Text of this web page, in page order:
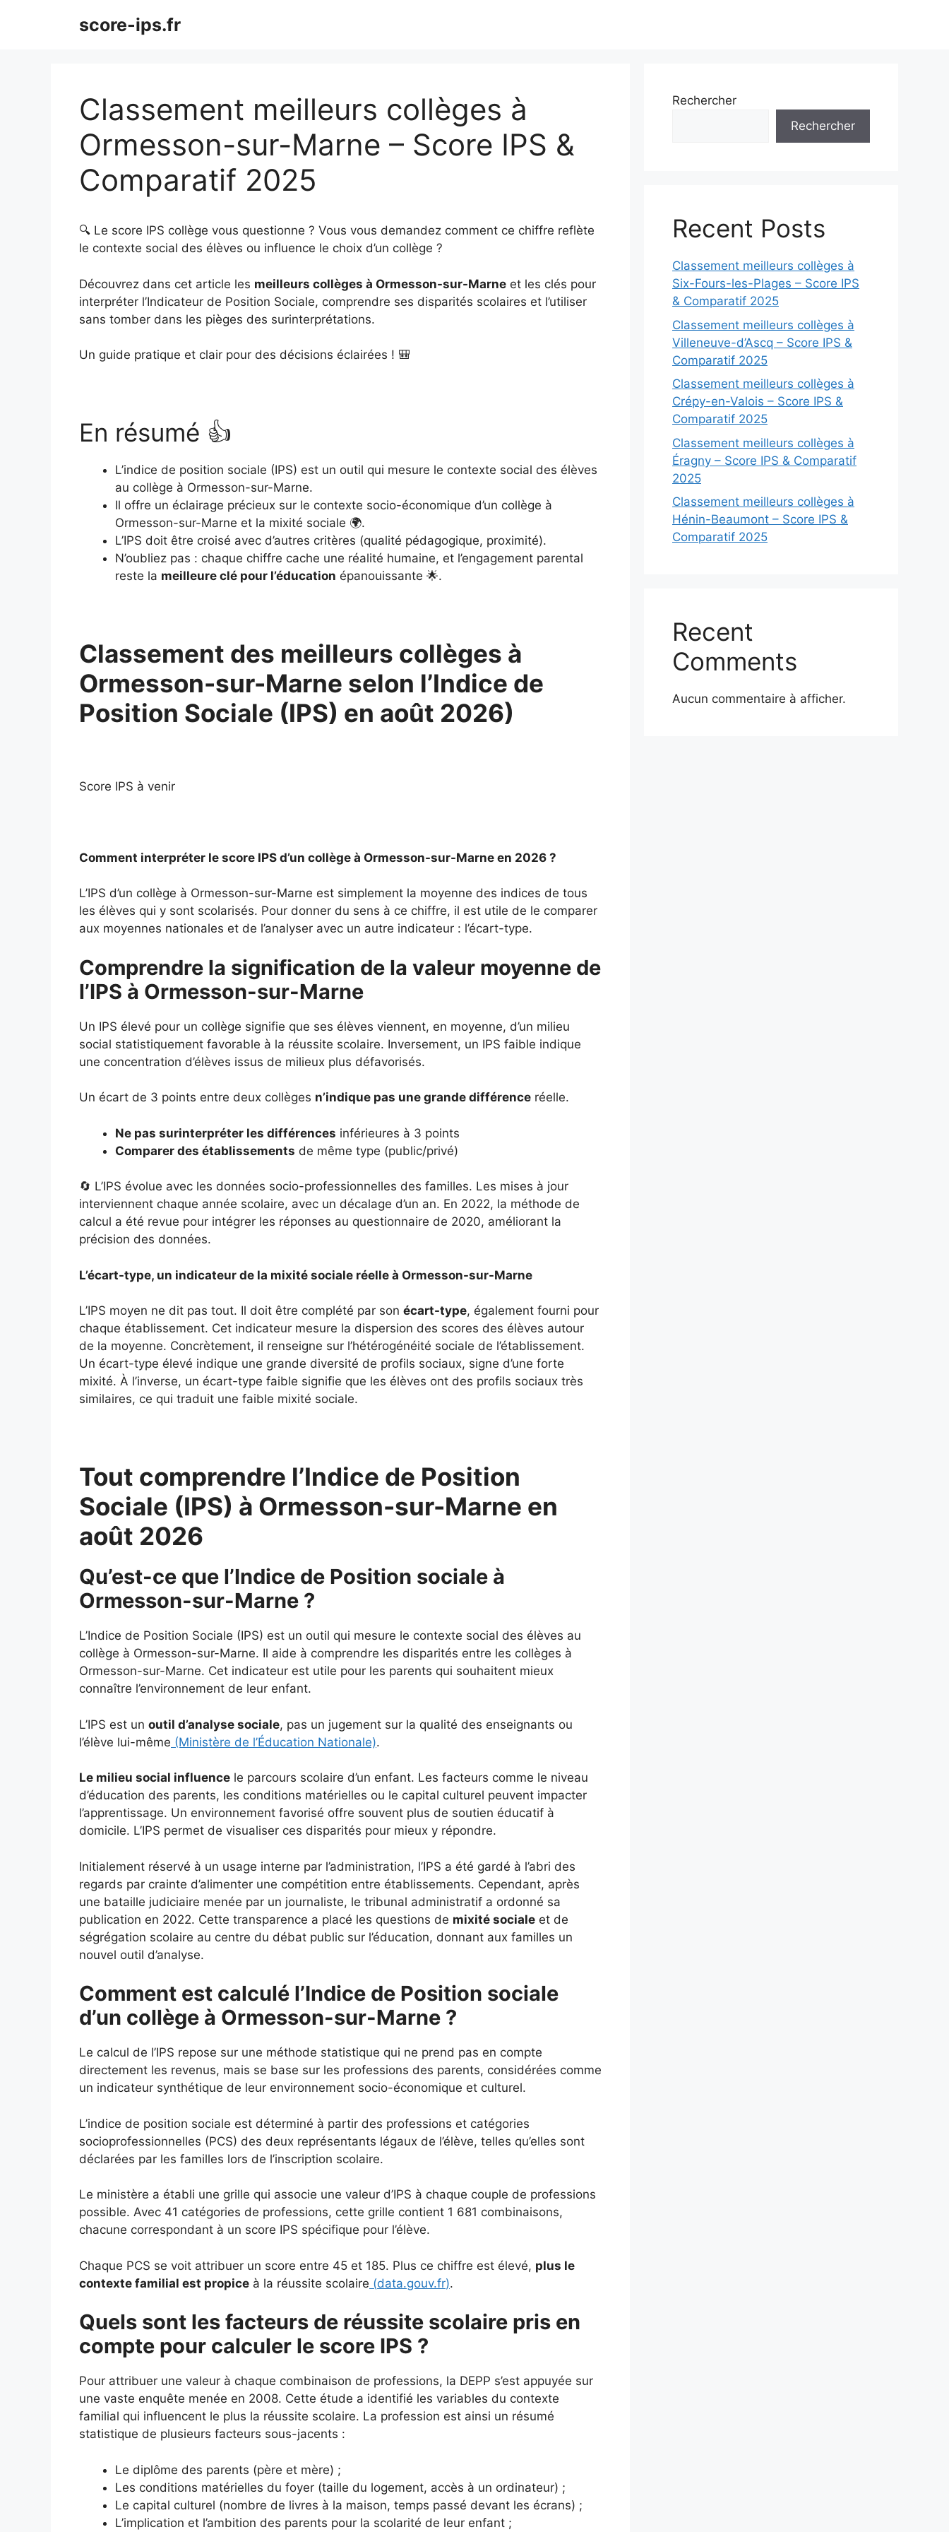
score-ips.fr
Classement meilleurs collèges à
Ormesson-sur-Marne – Score IPS &
Comparatif 2025
🔍 Le score IPS collège vous questionne ? Vous vous demandez comment ce chiffre reflète
le contexte social des élèves ou influence le choix d’un collège ?
Découvrez dans cet article les meilleurs collèges à Ormesson-sur-Marne et les clés pour
interpréter l’Indicateur de Position Sociale, comprendre ses disparités scolaires et l’utiliser
sans tomber dans les pièges des surinterprétations.
Un guide pratique et clair pour des décisions éclairées ! 🎒
En résumé 👍
L’indice de position sociale (IPS) est un outil qui mesure le contexte social des élèves
au collège à Ormesson-sur-Marne.
Il offre un éclairage précieux sur le contexte socio-économique d’un collège à
Ormesson-sur-Marne et la mixité sociale 🌍.
L’IPS doit être croisé avec d’autres critères (qualité pédagogique, proximité).
N’oubliez pas : chaque chiffre cache une réalité humaine, et l’engagement parental
reste la meilleure clé pour l’éducation épanouissante 🌟.
Classement des meilleurs collèges à
Ormesson-sur-Marne selon l’Indice de
Position Sociale (IPS) en août 2026)
Score IPS à venir
Comment interpréter le score IPS d’un collège à Ormesson-sur-Marne en 2026 ?
L’IPS d’un collège à Ormesson-sur-Marne est simplement la moyenne des indices de tous
les élèves qui y sont scolarisés. Pour donner du sens à ce chiffre, il est utile de le comparer
aux moyennes nationales et de l’analyser avec un autre indicateur : l’écart-type.
Comprendre la signification de la valeur moyenne de
l’IPS à Ormesson-sur-Marne
Un IPS élevé pour un collège signifie que ses élèves viennent, en moyenne, d’un milieu
social statistiquement favorable à la réussite scolaire. Inversement, un IPS faible indique
une concentration d’élèves issus de milieux plus défavorisés.
Un écart de 3 points entre deux collèges n’indique pas une grande différence réelle.
Ne pas surinterpréter les différences inférieures à 3 points
Comparer des établissements de même type (public/privé)
🔄 L’IPS évolue avec les données socio-professionnelles des familles. Les mises à jour
interviennent chaque année scolaire, avec un décalage d’un an. En 2022, la méthode de
calcul a été revue pour intégrer les réponses au questionnaire de 2020, améliorant la
précision des données.
L’écart-type, un indicateur de la mixité sociale réelle à Ormesson-sur-Marne
L’IPS moyen ne dit pas tout. Il doit être complété par son écart-type, également fourni pour
chaque établissement. Cet indicateur mesure la dispersion des scores des élèves autour
de la moyenne. Concrètement, il renseigne sur l’hétérogénéité sociale de l’établissement.
Un écart-type élevé indique une grande diversité de profils sociaux, signe d’une forte
mixité. À l’inverse, un écart-type faible signifie que les élèves ont des profils sociaux très
similaires, ce qui traduit une faible mixité sociale.
Tout comprendre l’Indice de Position
Sociale (IPS) à Ormesson-sur-Marne en
août 2026
Qu’est-ce que l’Indice de Position sociale à
Ormesson-sur-Marne ?
L’Indice de Position Sociale (IPS) est un outil qui mesure le contexte social des élèves au
collège à Ormesson-sur-Marne. Il aide à comprendre les disparités entre les collèges à
Ormesson-sur-Marne. Cet indicateur est utile pour les parents qui souhaitent mieux
connaître l’environnement de leur enfant.
L’IPS est un outil d’analyse sociale, pas un jugement sur la qualité des enseignants ou
l’élève lui-même (Ministère de l’Éducation Nationale).
Le milieu social influence le parcours scolaire d’un enfant. Les facteurs comme le niveau
d’éducation des parents, les conditions matérielles ou le capital culturel peuvent impacter
l’apprentissage. Un environnement favorisé offre souvent plus de soutien éducatif à
domicile. L’IPS permet de visualiser ces disparités pour mieux y répondre.
Initialement réservé à un usage interne par l’administration, l’IPS a été gardé à l’abri des
regards par crainte d’alimenter une compétition entre établissements. Cependant, après
une bataille judiciaire menée par un journaliste, le tribunal administratif a ordonné sa
publication en 2022. Cette transparence a placé les questions de mixité sociale et de
ségrégation scolaire au centre du débat public sur l’éducation, donnant aux familles un
nouvel outil d’analyse.
Comment est calculé l’Indice de Position sociale
d’un collège à Ormesson-sur-Marne ?
Le calcul de l’IPS repose sur une méthode statistique qui ne prend pas en compte
directement les revenus, mais se base sur les professions des parents, considérées comme
un indicateur synthétique de leur environnement socio-économique et culturel.
L’indice de position sociale est déterminé à partir des professions et catégories
socioprofessionnelles (PCS) des deux représentants légaux de l’élève, telles qu’elles sont
déclarées par les familles lors de l’inscription scolaire.
Le ministère a établi une grille qui associe une valeur d’IPS à chaque couple de professions
possible. Avec 41 catégories de professions, cette grille contient 1 681 combinaisons,
chacune correspondant à un score IPS spécifique pour l’élève.
Chaque PCS se voit attribuer un score entre 45 et 185. Plus ce chiffre est élevé, plus le
contexte familial est propice à la réussite scolaire (data.gouv.fr).
Quels sont les facteurs de réussite scolaire pris en
compte pour calculer le score IPS ?
Pour attribuer une valeur à chaque combinaison de professions, la DEPP s’est appuyée sur
une vaste enquête menée en 2008. Cette étude a identifié les variables du contexte
familial qui influencent le plus la réussite scolaire. La profession est ainsi un résumé
statistique de plusieurs facteurs sous-jacents :
Le diplôme des parents (père et mère) ;
Les conditions matérielles du foyer (taille du logement, accès à un ordinateur) ;
Le capital culturel (nombre de livres à la maison, temps passé devant les écrans) ;
L’implication et l’ambition des parents pour la scolarité de leur enfant ;
Rechercher
Rechercher
Recent Posts
Classement meilleurs collèges à
Six-Fours-les-Plages – Score IPS
& Comparatif 2025
Classement meilleurs collèges à
Villeneuve-d’Ascq – Score IPS &
Comparatif 2025
Classement meilleurs collèges à
Crépy-en-Valois – Score IPS &
Comparatif 2025
Classement meilleurs collèges à
Éragny – Score IPS & Comparatif
2025
Classement meilleurs collèges à
Hénin-Beaumont – Score IPS &
Comparatif 2025
Recent
Comments
Aucun commentaire à afficher.